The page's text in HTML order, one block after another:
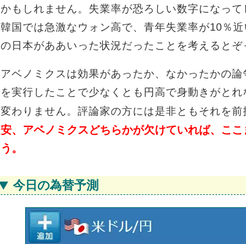
かもしれません。失業率が恐ろしい数字になっ
韓国では急激なウォン高で、青年失業率が10％
の日本がああいった状況だったことを考えるとぞ
アベノミクスは効果があったか、なかったかの
を実行したことで少なくとも円高で身動きがと
変わりません。評論家の方には是非ともそれを前
安、アベノミクスどちらかが欠けていれば、こ
う。
今日の為替予測